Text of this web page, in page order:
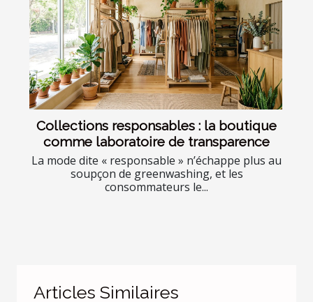
Collections responsables : la boutique
comme laboratoire de transparence
La mode dite « responsable » n’échappe plus au
soupçon de greenwashing, et les
consommateurs le...
Articles Similaires